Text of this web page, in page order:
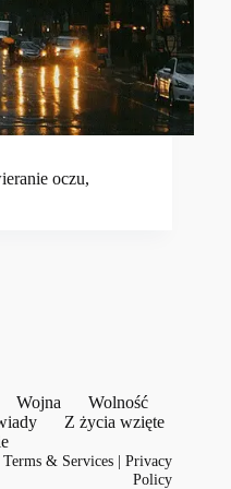
oczu,
Wojna
Wolność
Z życia wzięte
Terms & Services |Privacy
Policy